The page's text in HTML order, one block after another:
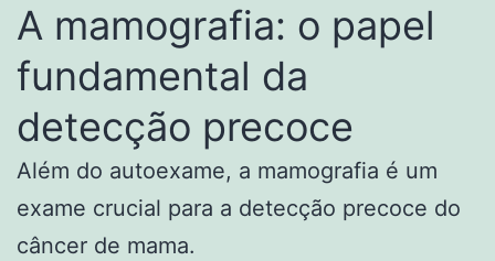
A mamografia: o papel
fundamental da
detecção precoce
Além do autoexame, a mamografia é um
exame crucial para a detecção precoce do
câncer de mama.